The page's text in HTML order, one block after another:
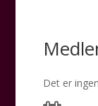
Det er